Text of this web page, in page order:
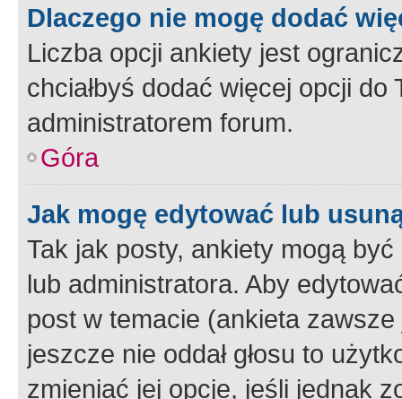
Dlaczego nie mogę dodać
Liczba opcji ankiety jest
chciałbyś dodać więcej opcji
administratorem forum.
Góra
Jak mogę edytować lub
Tak jak posty, ankiety mogą
lub administratora. Aby
post w temacie (ankieta
jeszcze nie oddał głosu to
zmieniać jej opcje, jeśli jednak